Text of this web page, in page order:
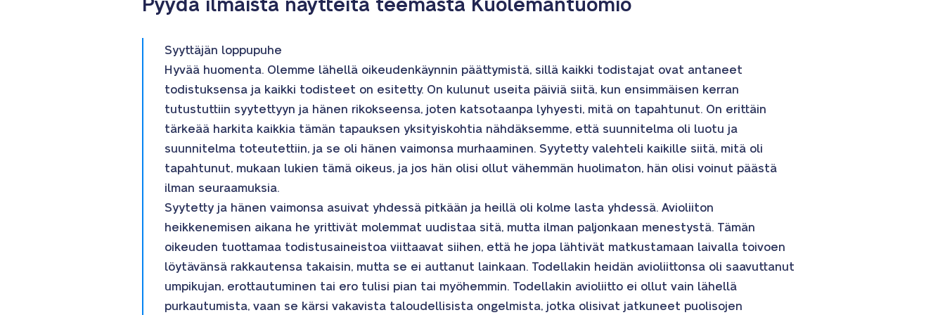
Pyydä ilmaista näytteitä teemasta Kuolemantuomio
Syyttäjän loppupuhe
Hyvää huomenta. Olemme lähellä oikeudenkäynnin päättymistä, sillä kaikki todistajat ovat antaneet
todistuksensa ja kaikki todisteet on esitetty. On kulunut useita päiviä siitä, kun ensimmäisen kerran
tutustuttiin syytettyyn ja hänen rikokseensa, joten katsotaanpa lyhyesti, mitä on tapahtunut. On erittäin
tärkeää harkita kaikkia tämän tapauksen yksityiskohtia nähdäksemme, että suunnitelma oli luotu ja
suunnitelma toteutettiin, ja se oli hänen vaimonsa murhaaminen. Syytetty valehteli kaikille siitä, mitä oli
tapahtunut, mukaan lukien tämä oikeus, ja jos hän olisi ollut vähemmän huolimaton, hän olisi voinut päästä
ilman seuraamuksia.
Syytetty ja hänen vaimonsa asuivat yhdessä pitkään ja heillä oli kolme lasta yhdessä. Avioliiton
heikkenemisen aikana he yrittivät molemmat uudistaa sitä, mutta ilman paljonkaan menestystä. Tämän
oikeuden tuottamaa todistusaineistoa viittaavat siihen, että he jopa lähtivät matkustamaan laivalla toivoen
löytävänsä rakkautensa takaisin, mutta se ei auttanut lainkaan. Todellakin heidän avioliittonsa oli saavuttanut
umpikujan, erottautuminen tai ero tulisi pian tai myöhemmin. Todellakin avioliitto ei ollut vain lähellä
purkautumista, vaan se kärsi vakavista taloudellisista ongelmista, jotka olisivat jatkuneet puolisojen